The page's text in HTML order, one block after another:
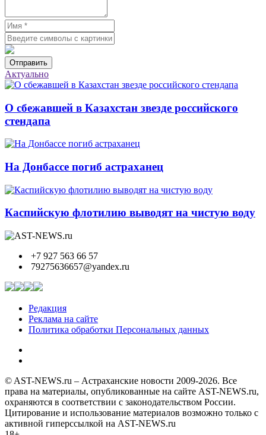
Отправить
Актуально
О сбежавшей в Казахстан звезде российского
стендапа
На Донбассе погиб астраханец
Каспийскую флотилию выводят на чистую воду
+7 927 563 66 57
79275636657@yandex.ru
Редакция
Реклама на сайте
Политика обработки Персональных данных
© AST-NEWS.ru – Астраханские новости 2009-2026. Все
права на материалы, опубликованные на сайте AST-NEWS.ru,
охраняются в соответствии с законодательством России.
Цитирование и использование материалов возможно только с
активной гиперссылкой на AST-NEWS.ru